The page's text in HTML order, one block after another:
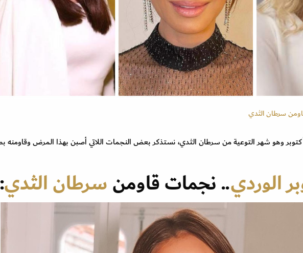
سرطان الثدي
وهو شهر التوعية من سرطان الثدي، نستذكر بعض النجمات اللاتي أصبن بهذا المرض وقاومنه
الوردي.. نجمات قاومنسرطان الثدي: